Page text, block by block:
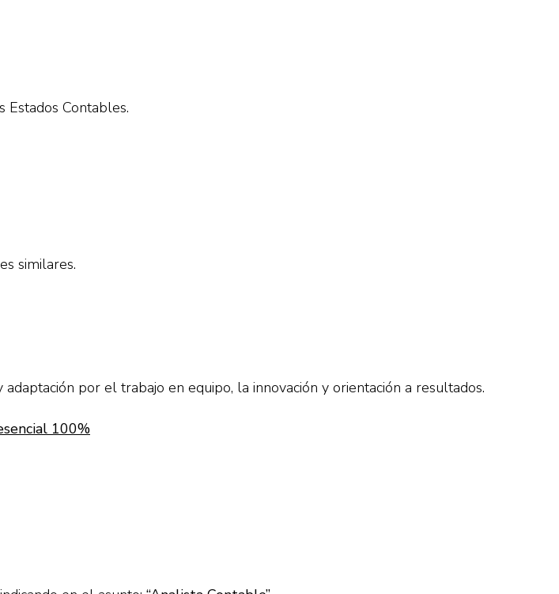
Contables.
similares.
por el trabajo en equipo, la innovación y orientación a resultados.
100%